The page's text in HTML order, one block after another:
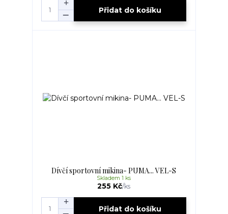
Přidat do košíku
Dívčí sportovní mikina- PUMA... VEL-S
255 Kč/ks
Skladem 1 ks
Přidat do košíku